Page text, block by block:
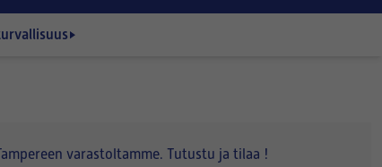
varastoltamme. Tutustu ja tilaa !